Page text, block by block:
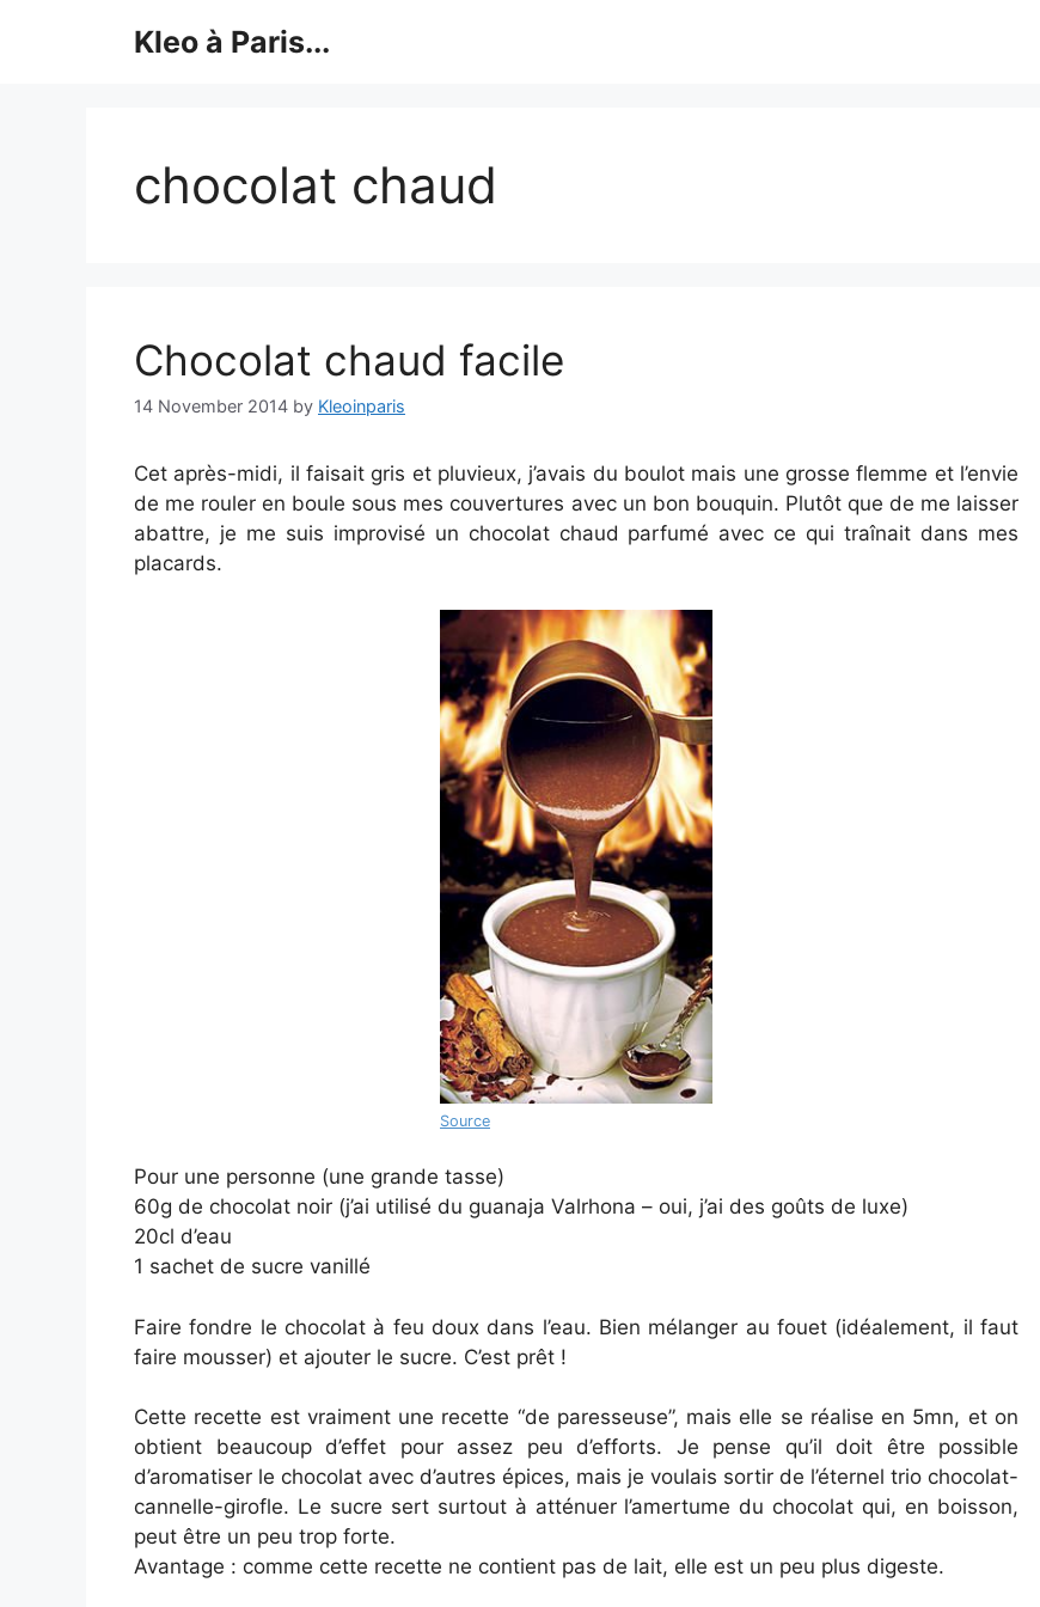
Kleo à Paris...
chocolat chaud
Chocolat chaud facile
14 November 2014 by Kleoinparis
Cet après-midi, il faisait gris et pluvieux, j’avais du boulot mais une grosse flemme et l’envie
de me rouler en boule sous mes couvertures avec un bon bouquin. Plutôt que de me laisser
abattre, je me suis improvisé un chocolat chaud parfumé avec ce qui traînait dans mes
placards.
Source
Pour une personne (une grande tasse)
60g de chocolat noir (j’ai utilisé du guanaja Valrhona – oui, j’ai des goûts de luxe)
20cl d’eau
1 sachet de sucre vanillé
Faire fondre le chocolat à feu doux dans l’eau. Bien mélanger au fouet (idéalement, il faut
faire mousser) et ajouter le sucre. C’est prêt !
Cette recette est vraiment une recette “de paresseuse”, mais elle se réalise en 5mn, et on
obtient beaucoup d’effet pour assez peu d’efforts. Je pense qu’il doit être possible
d’aromatiser le chocolat avec d’autres épices, mais je voulais sortir de l’éternel trio chocolat-
cannelle-girofle. Le sucre sert surtout à atténuer l’amertume du chocolat qui, en boisson,
peut être un peu trop forte.
Avantage : comme cette recette ne contient pas de lait, elle est un peu plus digeste.